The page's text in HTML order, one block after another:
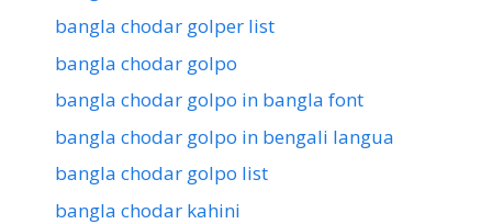
bangla chodar golper list
bangla chodar golpo
bangla chodar golpo in bangla font
bangla chodar golpo in bengali langua
bangla chodar golpo list
bangla chodar kahini